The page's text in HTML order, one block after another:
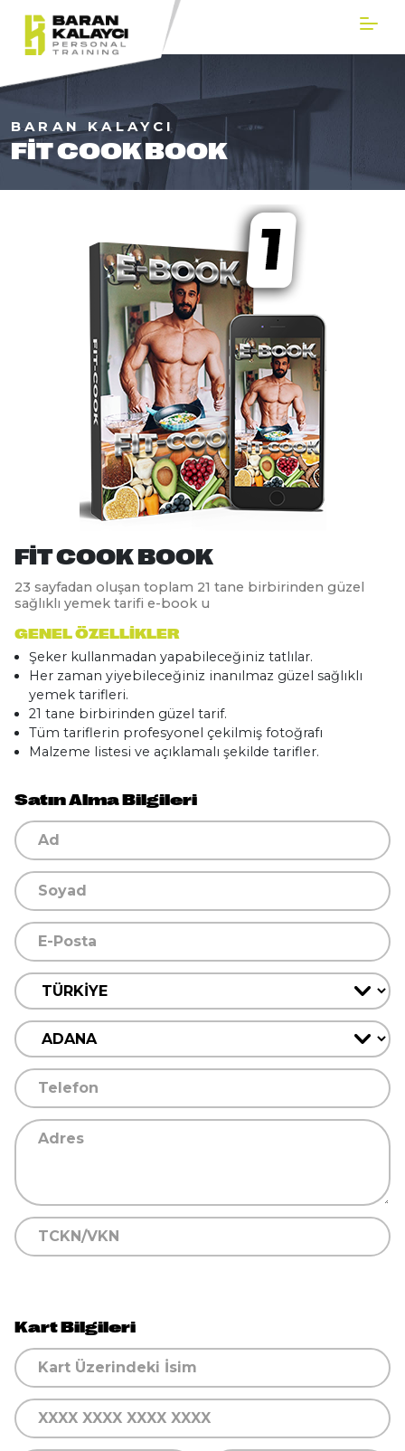
BARAN KALAYCI
FIT COOK BOOK
FIT COOK BOOK
23 sayfadan oluşan toplam 21 tane birbirinden güzel
sağlıklı yemek tarifi e-book u
GENEL ÖZELLIKLER
Şeker kullanmadan yapabileceğiniz tatlılar.
Her zaman yiyebileceğiniz inanılmaz güzel sağlıklı
yemek tarifleri.
21 tane birbirinden güzel tarif.
Tüm tariflerin profesyonel çekilmiş fotoğrafı
Malzeme listesi ve açıklamalı şekilde tarifler.
Satın Alma Bilgileri
Kart Bilgileri